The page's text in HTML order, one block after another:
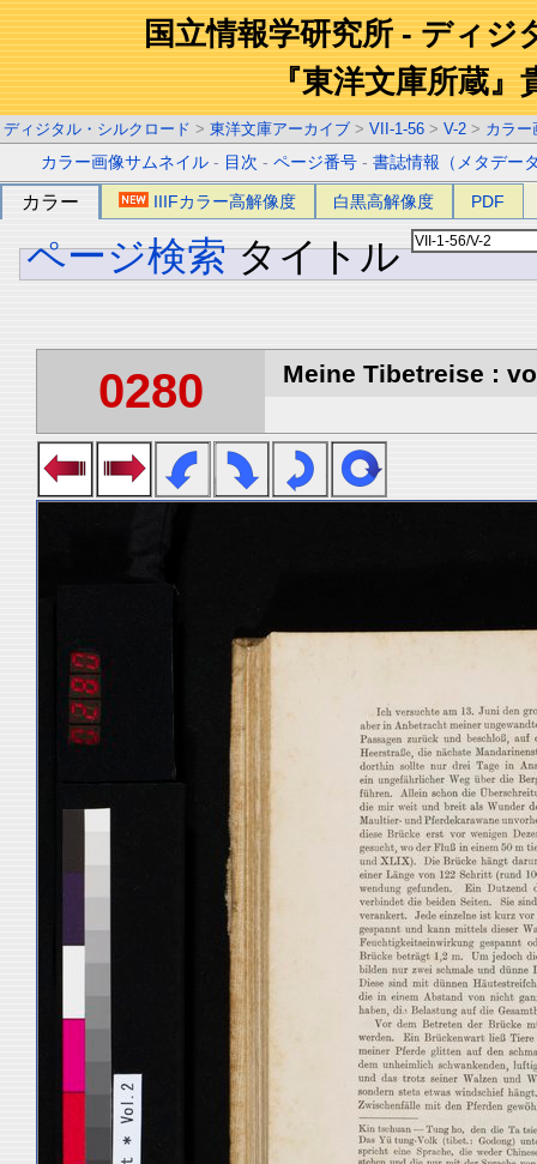
国立情報学研究所 - ディジ
『東洋文庫所蔵』
ディジタル・シルクロード > 東洋文庫アーカイブ > VII-1-56 > V-2 > カラー
カラー画像サムネイル - 目次 -ページ番号 -書誌情報（メタデー
カラー IIIFカラー高解像度 白黒高解像度 PDF
ページ検索 タイトル
0280 Meine Tibetreise :